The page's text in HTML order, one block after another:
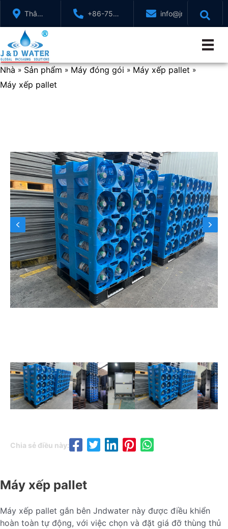
dung
Thâm
Quyến,
Quảng
Đông,
Trung
Quốc
+86-755-
88321071
info@jndwater.com
Nhà » Sản phẩm » Máy đóng gói » Máy xếp pallet »
Máy xếp pallet
Chia sẻ điều này:
Máy xếp pallet
Máy xếp pallet gắn bên Jndwater này được điều khiển
hoàn toàn tự động, với việc chọn và đặt giá đỡ thùng thủ